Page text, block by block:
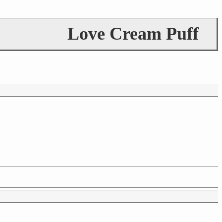
Love Cream Puff